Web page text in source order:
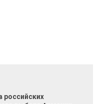
российских